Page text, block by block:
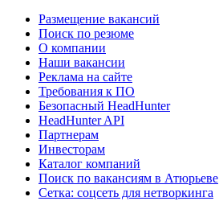
Размещение вакансий
Поиск по резюме
О компании
Наши вакансии
Реклама на сайте
Требования к ПО
Безопасный HeadHunter
HeadHunter API
Партнерам
Инвесторам
Каталог компаний
Поиск по вакансиям в Атюрьеве
Сетка: соцсеть для нетворкинга